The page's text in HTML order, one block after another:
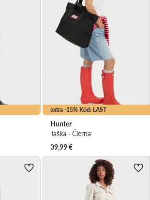
extra -15% Kód: LAST
Hunter
Taška · Čierna
39,99€